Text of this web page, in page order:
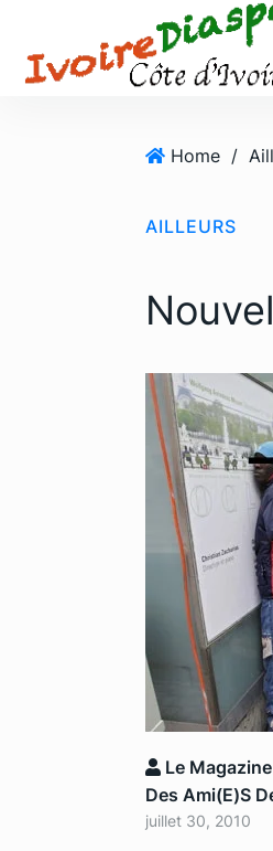
Home /
AILLEURS
Le
Des Ami(e)s
juillet 30, 2010